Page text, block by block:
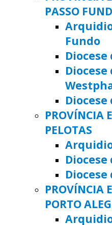
PASSO
Fundo
Diocese
Diocese
PROVÍNCIA
PELOTAS
Diocese
Diocese
PROVÍNCIA
PORTO